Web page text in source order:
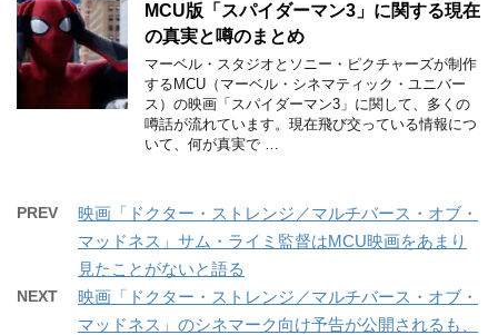
MCU版「スパイダーマン3」に関する現在
の真実と噂のまとめ
マーベル・スタジオとソニー・ピクチャーズが制作
するMCU（マーベル・シネマティック・ユニバー
ス）の映画「スパイダーマン3」に関して、多くの
噂話が流れています。現在飛び交っている情報につ
いて、何が真実で …
PREV
映画「ドクター・ストレンジ／マルチバース・オブ・
マッドネス」サム・ライミ監督はMCU映画をあまり
見たことがないと語る
NEXT
映画「ドクター・ストレンジ／マルチバース・オブ・
マッドネス」のシネマーク向け予告が公開されるも、